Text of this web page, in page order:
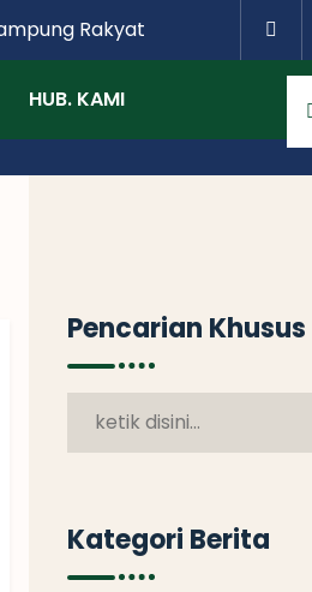
Rakyat
HUB. KAMI
Pencarian Khusus
Kategori Berita